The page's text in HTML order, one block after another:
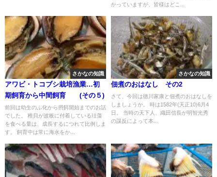
かっていますが、皆様はどこ...
さかなの知識
アワビ・トコブシ栽培漁業…初
期飼育から中間飼育 (その５)
前回は幼生のふ化から摂餌開始までのお話
でした。 稚貝が波板に付着している珪藻
を食べる量は、成長するにつれて比例しま
す。 飼育中は常に海水をか...
さかなの知識
佃煮のおはなし その2
さて、今回は徳川家康と佃煮のおはなしを
しましょうか。 時は1582年(天正10)6月4
日。 当時の天下人、織田信長が明智光秀
の謀反によって本...